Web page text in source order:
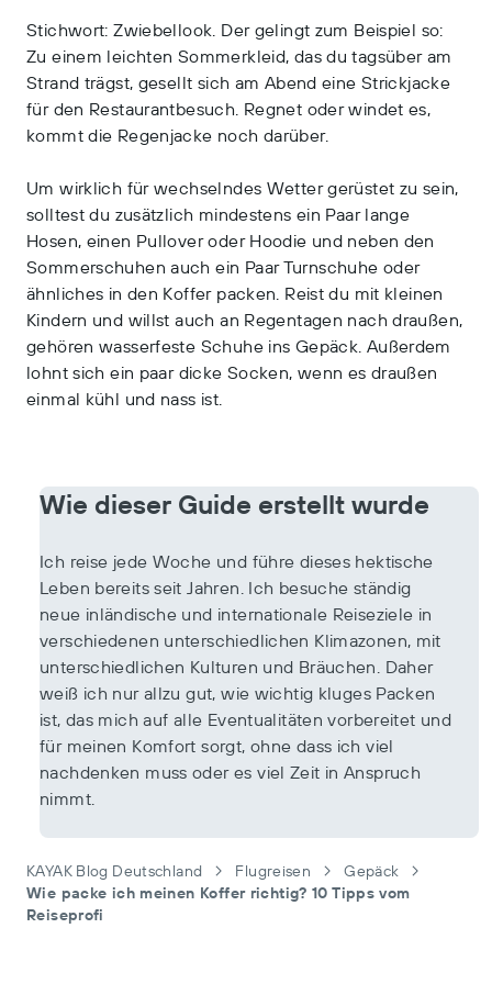
Stichwort: Zwiebellook. Der gelingt zum Beispiel so:
Zu einem leichten Sommerkleid, das du tagsüber am
Strand trägst, gesellt sich am Abend eine Strickjacke
für den Restaurantbesuch. Regnet oder windet es,
kommt die Regenjacke noch darüber.
Um wirklich für wechselndes Wetter gerüstet zu sein,
solltest du zusätzlich mindestens ein Paar lange
Hosen, einen Pullover oder Hoodie und neben den
Sommerschuhen auch ein Paar Turnschuhe oder
ähnliches in den Koffer packen. Reist du mit kleinen
Kindern und willst auch an Regentagen nach draußen,
gehören wasserfeste Schuhe ins Gepäck. Außerdem
lohnt sich ein paar dicke Socken, wenn es draußen
einmal kühl und nass ist.
Wie dieser Guide erstellt wurde
Ich reise jede Woche und führe dieses hektische
Leben bereits seit Jahren. Ich besuche ständig
neue inländische und internationale Reiseziele in
verschiedenen unterschiedlichen Klimazonen, mit
unterschiedlichen Kulturen und Bräuchen. Daher
weiß ich nur allzu gut, wie wichtig kluges Packen
ist, das mich auf alle Eventualitäten vorbereitet und
für meinen Komfort sorgt, ohne dass ich viel
nachdenken muss oder es viel Zeit in Anspruch
nimmt.
KAYAK Blog Deutschland Flugreisen
Gepäck
Wie packe ich meinen Koffer richtig? 10 Tipps vom
Reiseprofi